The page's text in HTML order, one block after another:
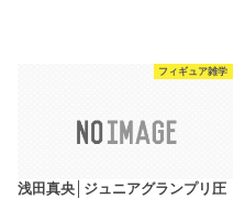
フィギュア雑学
浅田真央│ジュニアグランプリ圧